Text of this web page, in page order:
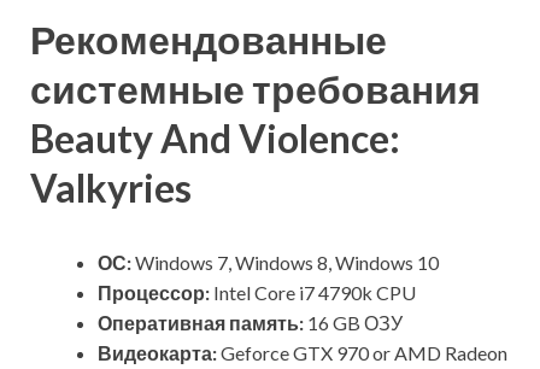
Рекомендованные
системные требования
Beauty And Violence:
Valkyries
ОС:Windows 7, Windows 8, Windows 10
Процессор: Intel Core i7 4790k CPU
Оперативная память: 16 GB ОЗУ
Видеокарта:Geforce GTX 970 or AMD Radeon